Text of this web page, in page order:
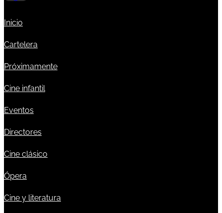
Inicio
Cartelera
Próximamente
Cine infantil
Eventos
Directores
Cine clásico
Ópera
Cine y literatura